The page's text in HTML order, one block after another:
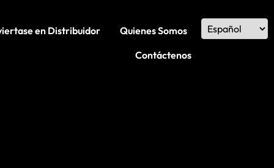
en Distribuidor
Quienes Somos
Contáctenos